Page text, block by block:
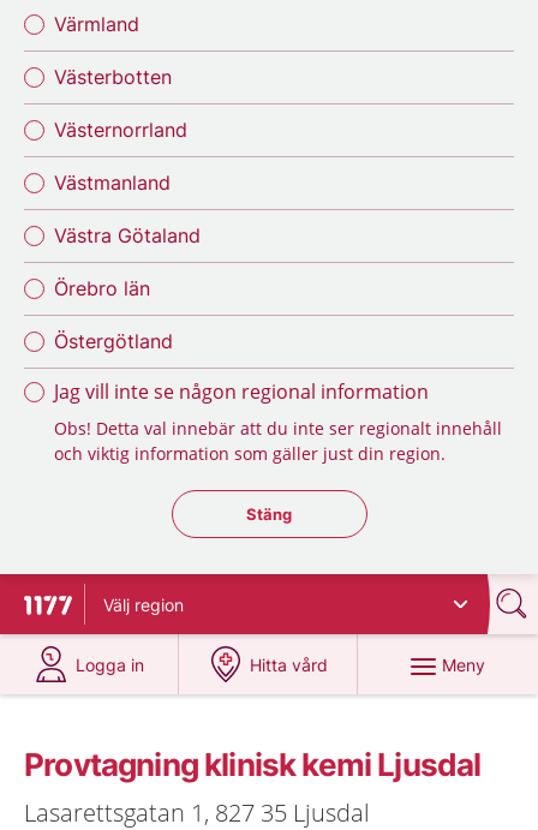
Värmland
Västerbotten
Västernorrland
Västmanland
Västra Götaland
Örebro län
Östergötland
Jag vill inte se någon regional information
Obs! Detta val innebär att du inte ser regionalt innehåll
och viktig information som gäller just din region.
Stäng regionsväljaren
Stäng
Till startsidan för 1177
Välj region
Logga in
på 1177.se
Hitta vård
på 1177.se
Meny
Provtagning klinisk kemi Ljusdal
Lasarettsgatan 1, 827 35 Ljusdal